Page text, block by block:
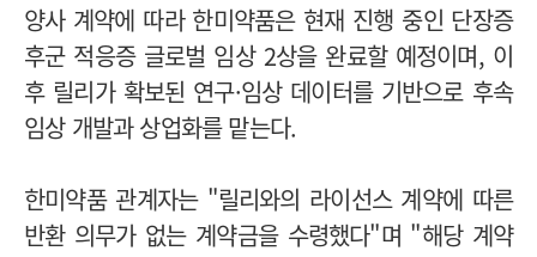
양사 계약에 따라 한미약품은 현재 진행 중인 단장증
후군 적응증 글로벌 임상 2상을 완료할 예정이며, 이
후 릴리가 확보된 연구·임상 데이터를 기반으로 후속
임상 개발과 상업화를 맡는다.
한미약품 관계자는 "릴리와의 라이선스 계약에 따른
반환 의무가 없는 계약금을 수령했다"며 "해당 계약